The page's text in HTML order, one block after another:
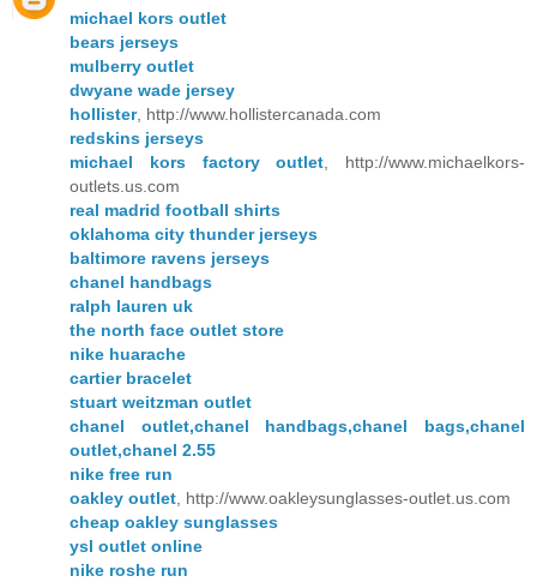
michael kors outlet
bears jerseys
mulberry outlet
dwyane wade jersey
hollister, http://www.hollistercanada.com
redskins jerseys
michael kors factory outlet, http://www.michaelkors-
outlets.us.com
real madrid football shirts
oklahoma city thunder jerseys
baltimore ravens jerseys
chanel handbags
ralph lauren uk
the north face outlet store
nike huarache
cartier bracelet
stuart weitzman outlet
chanel outlet,chanel handbags,chanel bags,chanel
outlet,chanel 2.55
nike free run
oakley outlet, http://www.oakleysunglasses-outlet.us.com
cheap oakley sunglasses
ysl outlet online
nike roshe run